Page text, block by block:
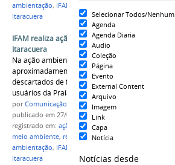
Selecionar Todos/Nenhum
Agenda
Agenda Diaria
Audio
Coleção
Página
Evento
External Content
Arquivo
Imagem
Link
Capa
Notícia
Notícias desde
ambientação, IFAM Campus Parintins
Itaracuera
IFAM realiza ação ambiental na Praia de
Itaracuera
Na ação ambiental foram retirados
aproximadamente 200 kg de resíduos sólidos
descartados de forma inadequada pelos
usuários da Praia de Itaracuera.
porComunicação CPR
publicado em 27/08/2021
registrado em: ação ambiental,
meio ambiente, resíduos sólidos
ambientação, IFAM Campus Parintins
Itaracuera